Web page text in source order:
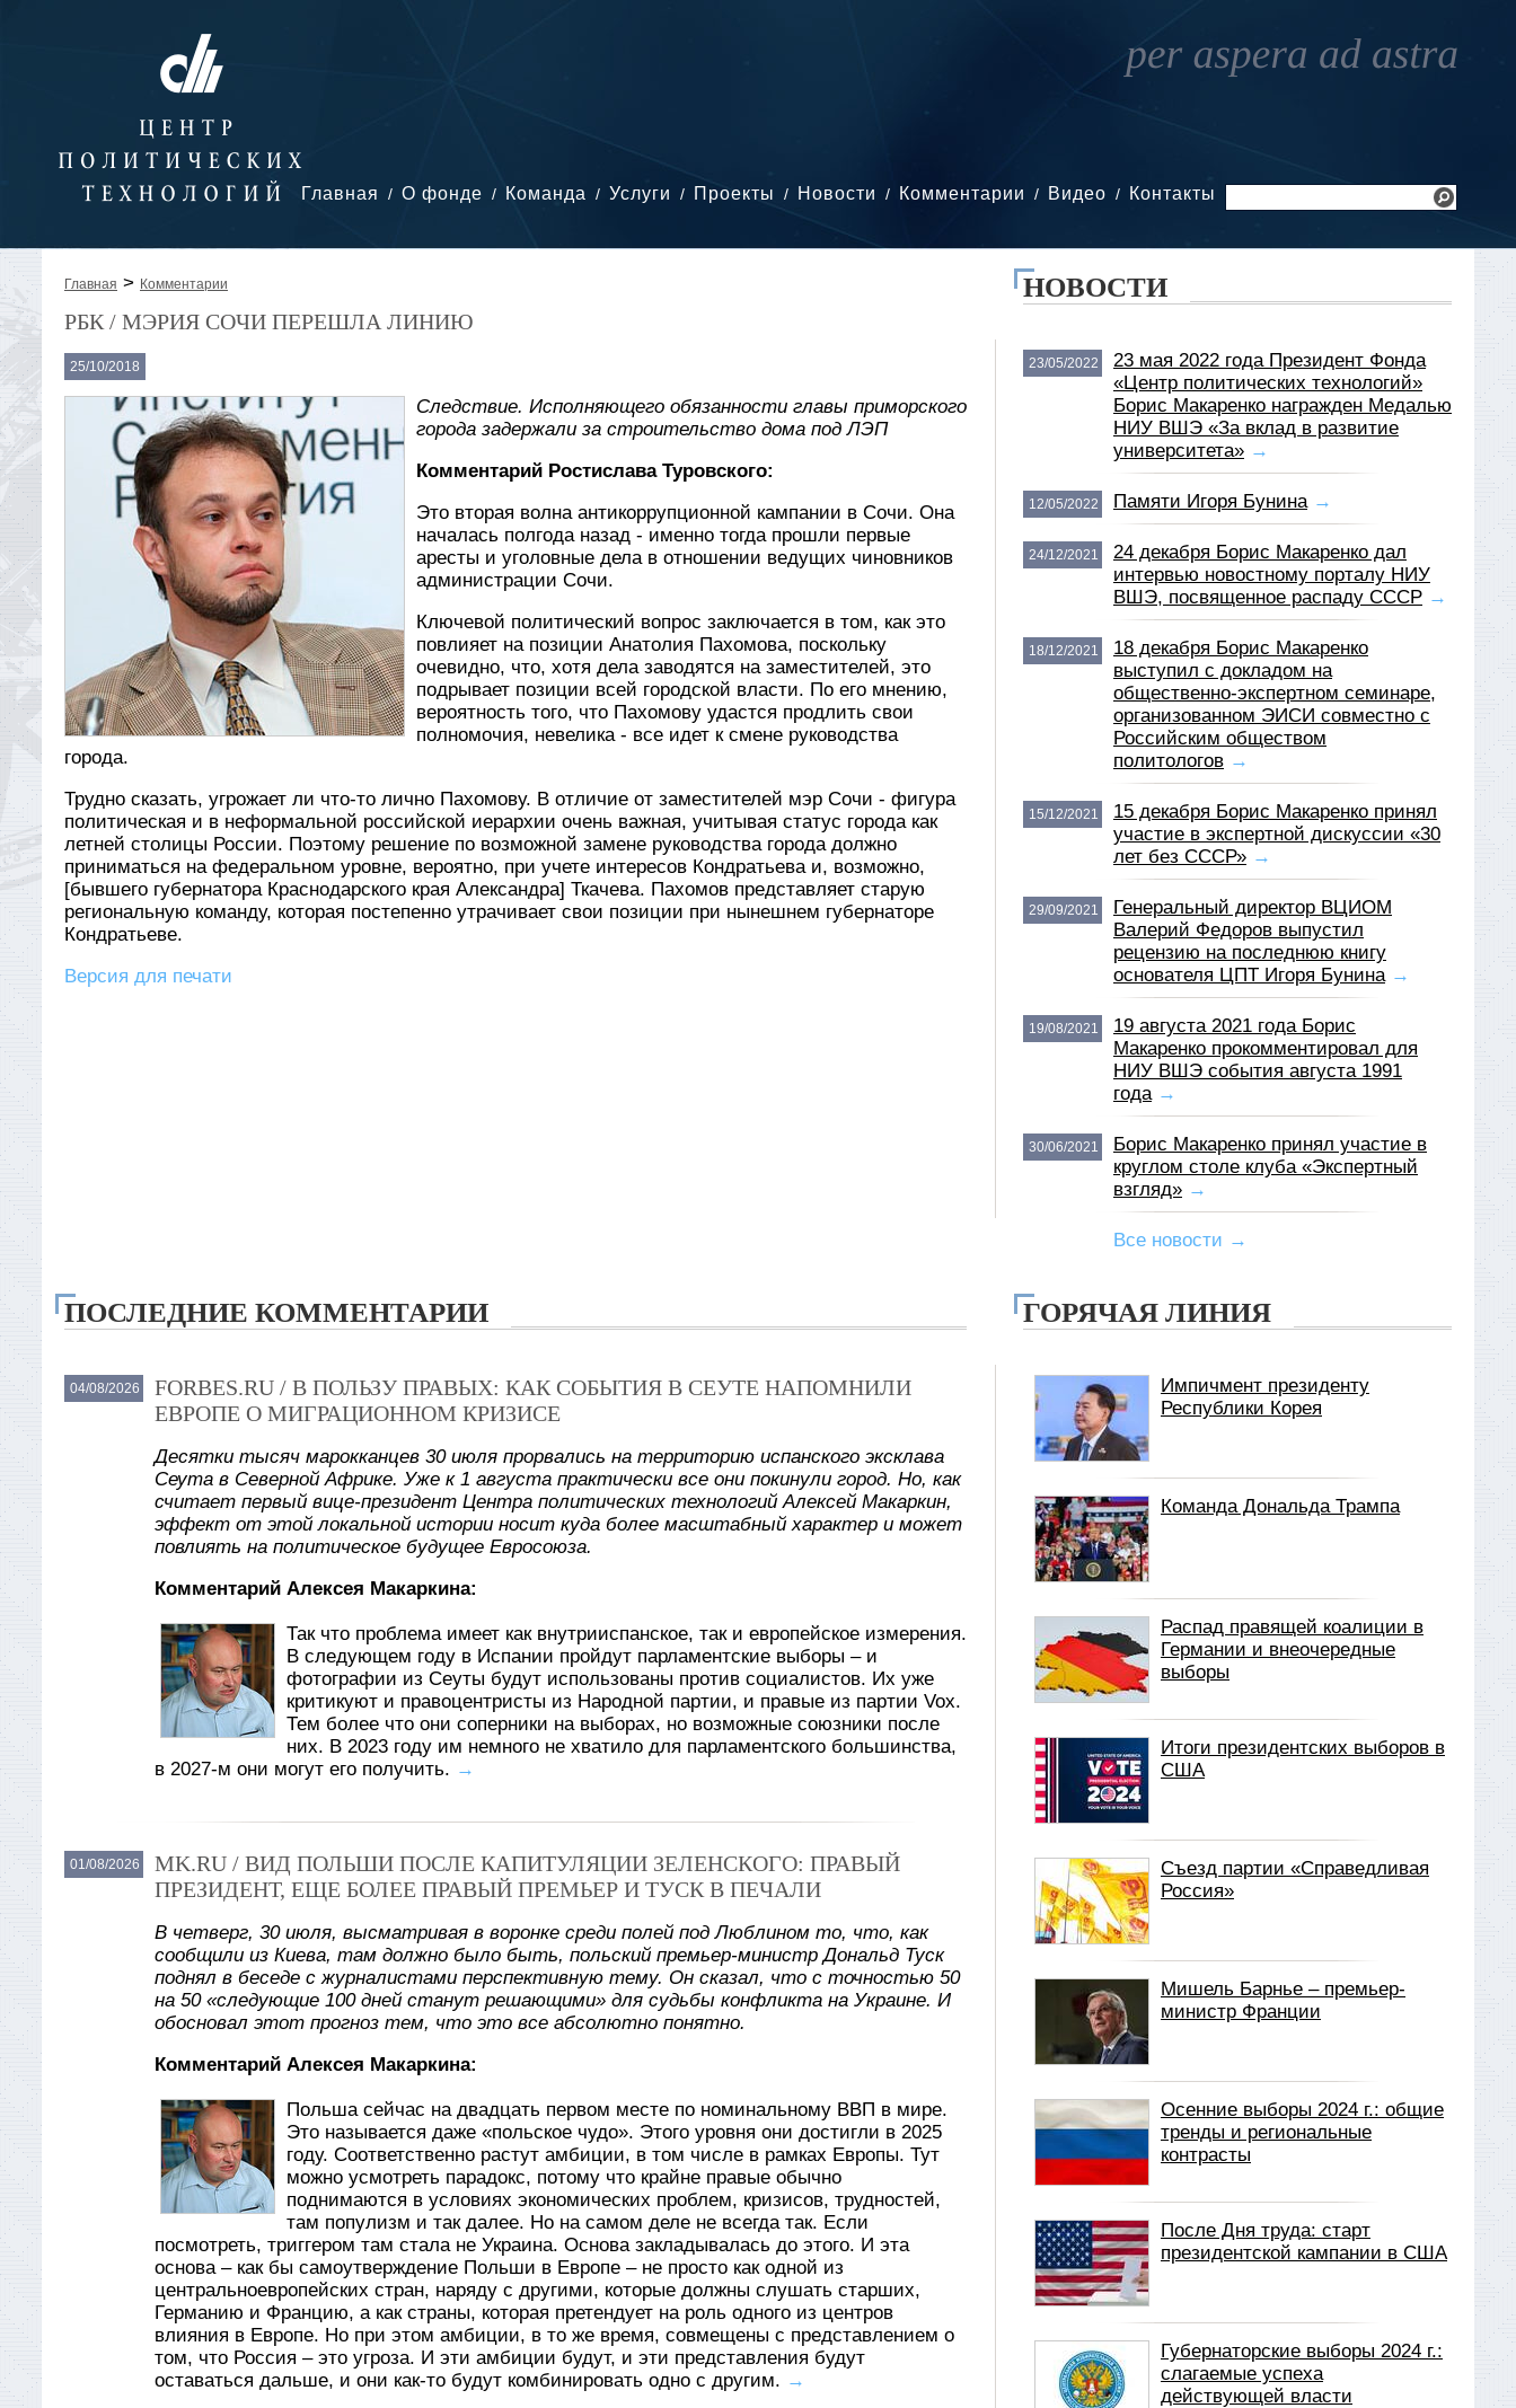
Главная О фонде Команда Услуги Проекты Новости Комментарии Видео Контакты
Главная > Комментарии
РБК / МЭРИЯ СОЧИ ПЕРЕШЛА ЛИНИЮ
25/10/2018
Следствие. Исполняющего обязанности главы приморского
города задержали за строительство дома под ЛЭП
Комментарий Ростислава Туровского:
Это вторая волна антикоррупционной кампании в Сочи. Она
началась полгода назад - именно тогда прошли первые
аресты и уголовные дела в отношении ведущих чиновников
администрации Сочи.
Ключевой политический вопрос заключается в том, как это
повлияет на позиции Анатолия Пахомова, поскольку
очевидно, что, хотя дела заводятся на заместителей, это
подрывает позиции всей городской власти. По его мнению,
вероятность того, что Пахомову удастся продлить свои
полномочия, невелика - все идет к смене руководства
города.
Трудно сказать, угрожает ли что-то лично Пахомову. В отличие от заместителей мэр Сочи - фигура
политическая и в неформальной российской иерархии очень важная, учитывая статус города как
летней столицы России. Поэтому решение по возможной замене руководства города должно
приниматься на федеральном уровне, вероятно, при учете интересов Кондратьева и, возможно,
[бывшего губернатора Краснодарского края Александра] Ткачева. Пахомов представляет старую
региональную команду, которая постепенно утрачивает свои позиции при нынешнем губернаторе
Кондратьеве.
Версия для печати
НОВОСТИ
23/05/2022
23 мая 2022 года Президент Фонда
«Центр политических технологий»
Борис Макаренко награжден Медалью
НИУ ВШЭ «За вклад в развитие
университета» →
12/05/2022 Памяти Игоря Бунина →
24/12/2021
24 декабря Борис Макаренко дал
интервью новостному порталу НИУ
ВШЭ, посвященное распаду СССР →
18/12/2021
18 декабря Борис Макаренко
выступил с докладом на
общественно-экспертном семинаре,
организованном ЭИСИ совместно с
Российским обществом
политологов →
15/12/2021
15 декабря Борис Макаренко принял
участие в экспертной дискуссии «30
лет без СССР» →
29/09/2021
Генеральный директор ВЦИОМ
Валерий Федоров выпустил
рецензию на последнюю книгу
основателя ЦПТ Игоря Бунина →
19/08/2021
19 августа 2021 года Борис
Макаренко прокомментировал для
НИУ ВШЭ события августа 1991
года →
30/06/2021
Борис Макаренко принял участие в
круглом столе клуба «Экспертный
взгляд» →
Все новости →
ПОСЛЕДНИЕ КОММЕНТАРИИ
04/08/2026
FORBES.RU / В ПОЛЬЗУ ПРАВЫХ: КАК СОБЫТИЯ В СЕУТЕ НАПОМНИЛИ
ЕВРОПЕ О МИГРАЦИОННОМ КРИЗИСЕ
Десятки тысяч марокканцев 30 июля прорвались на территорию испанского эксклава
Сеута в Северной Африке. Уже к 1 августа практически все они покинули город. Но, как
считает первый вице-президент Центра политических технологий Алексей Макаркин,
эффект от этой локальной истории носит куда более масштабный характер и может
повлиять на политическое будущее Евросоюза.
Комментарий Алексея Макаркина:
Так что проблема имеет как внутрииспанское, так и европейское измерения.
В следующем году в Испании пройдут парламентские выборы – и
фотографии из Сеуты будут использованы против социалистов. Их уже
критикуют и правоцентристы из Народной партии, и правые из партии Vox.
Тем более что они соперники на выборах, но возможные союзники после
них. В 2023 году им немного не хватило для парламентского большинства,
в 2027-м они могут его получить. →
01/08/2026
MK.RU / ВИД ПОЛЬШИ ПОСЛЕ КАПИТУЛЯЦИИ ЗЕЛЕНСКОГО: ПРАВЫЙ
ПРЕЗИДЕНТ, ЕЩЕ БОЛЕЕ ПРАВЫЙ ПРЕМЬЕР И ТУСК В ПЕЧАЛИ
В четверг, 30 июля, высматривая в воронке среди полей под Люблином то, что, как
сообщили из Киева, там должно было быть, польский премьер-министр Дональд Туск
поднял в беседе с журналистами перспективную тему. Он сказал, что с точностью 50
на 50 «следующие 100 дней станут решающими» для судьбы конфликта на Украине. И
обосновал этот прогноз тем, что это все абсолютно понятно.
Комментарий Алексея Макаркина:
Польша сейчас на двадцать первом месте по номинальному ВВП в мире.
Это называется даже «польское чудо». Этого уровня они достигли в 2025
году. Соответственно растут амбиции, в том числе в рамках Европы. Тут
можно усмотреть парадокс, потому что крайне правые обычно
поднимаются в условиях экономических проблем, кризисов, трудностей,
там популизм и так далее. Но на самом деле не всегда так. Если
посмотреть, триггером там стала не Украина. Основа закладывалась до этого. И эта
основа – как бы самоутверждение Польши в Европе – не просто как одной из
центральноевропейских стран, наряду с другими, которые должны слушать старших,
Германию и Францию, а как страны, которая претендует на роль одного из центров
влияния в Европе. Но при этом амбиции, в то же время, совмещены с представлением о
том, что Россия – это угроза. И эти амбиции будут, и эти представления будут
оставаться дальше, и они как-то будут комбинировать одно с другим. →
ГОРЯЧАЯ ЛИНИЯ
Импичмент президенту
Республики Корея
Команда Дональда Трампа
Распад правящей коалиции в
Германии и внеочередные
выборы
Итоги президентских выборов в
США
Съезд партии «Справедливая
Россия»
Мишель Барнье – премьер-
министр Франции
Осенние выборы 2024 г.: общие
тренды и региональные
контрасты
После Дня труда: старт
президентской кампании в США
Губернаторские выборы 2024 г.:
слагаемые успеха
действующей власти